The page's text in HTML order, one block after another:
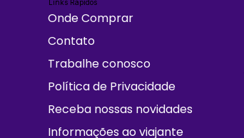
Links Rápidos
Onde Comprar
Contato
Trabalhe conosco
Política de Privacidade
Receba nossas novidades
Informações ao viajante